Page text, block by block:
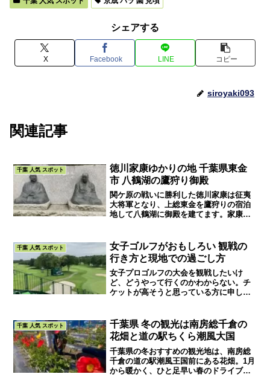
シェアする
X Facebook LINE コピー
siroyaki093
関連記事
千葉 人気 スポット
徳川家康ゆかりの地 千葉県東金
市 八鶴湖の鷹狩り御殿
関ケ原の戦いに勝利した徳川家康は征夷
大将軍となり、上総東金を鷹狩りの宿泊
地して八鶴湖に御殿を建てます。家康が
来ないエピソードがあります。
千葉 人気 スポット
女子ゴルフがおもしろい 観戦の
行き方と現地での過ごし方
女子プロゴルフの大会を観戦したいけ
ど、どうやって行くのかわからない。チ
ケットが高そうと思っている方に申し込
を目の前で見て応援しましょう。
千葉 人気 スポット
千葉県 冬の観光は南房総千倉の
花畑と道の駅ちくら潮風大国
千葉県の冬おすすめの観光地は、南房総
千倉の道の駅潮風王国前にある花畑。1月
から暖かく、ひと足早い春のドライブに